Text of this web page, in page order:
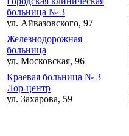
больница № 3
ул. Айвазовского, 97
Железнодорожная
больница
ул. Московская, 96
Краевая больница № 3
Лор-центр
ул. Захарова, 59